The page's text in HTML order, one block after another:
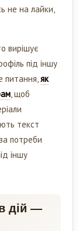
не на лайки,
вирішує
під іншу
питання,як
, щоб
текст
потреби
іншу
дій —